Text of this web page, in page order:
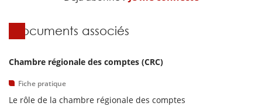
Documents associés
Chambre régionale des comptes (CRC)
Fiche pratique
Le rôle de la chambre régionale des comptes